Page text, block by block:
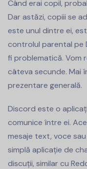
Când erai copil,
Dar astăzi, copiii se
este unul dintre ei,
controlul parental pe
fi problematică. Vom
câteva secunde. Mai
prezentare generală.
Discord este o
comunice între ei.
mesaje text, voce
simplă aplicație de
discuții, similar cu